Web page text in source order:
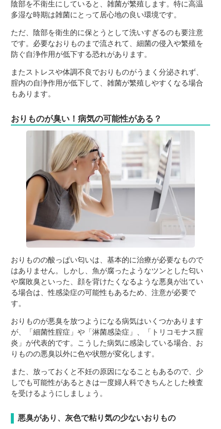
陰部を不衛生にしていると、雑菌が繁殖します。特に高温
多湿な時期は雑菌にとって居心地の良い環境です。
ただ、陰部を衛生的に保とうとして洗いすぎるのも要注意
です。必要なおりものまで流されて、細菌の侵入や繁殖を
防ぐ自浄作用が低下する恐れがあります。
またストレスや体調不良でおりものがうまく分泌されず、
腟内の自浄作用が低下して、雑菌が繁殖しやすくなる場合
もあります。
おりものが臭い！病気の可能性がある？
おりものの酸っぱい匂いは、基本的に治療が必要なもので
はありません。しかし、魚が腐ったようなツンとした匂い
や腐敗臭といった、顔を背けたくなるような悪臭が出てい
る場合は、性感染症の可能性もあるため、注意が必要で
す。
おりものが悪臭を放つようになる病気はいくつかあります
が、「細菌性腟症」や「淋菌感染症」、「トリコモナス腟
炎」が代表的です。こうした病気に感染している場合、お
りものの悪臭以外に色や状態が変化します。
また、放っておくと不妊の原因になることもあるので、少
しでも可能性があるときは一度婦人科できちんとした検査
を受けるようにしましょう。
悪臭があり、灰色で粘り気の少ないおりもの